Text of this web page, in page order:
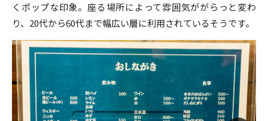
くポップな印象。座る場所によって雰囲気ががらっと変わ
り、20代から60代まで幅広い層に利用されているそうです。